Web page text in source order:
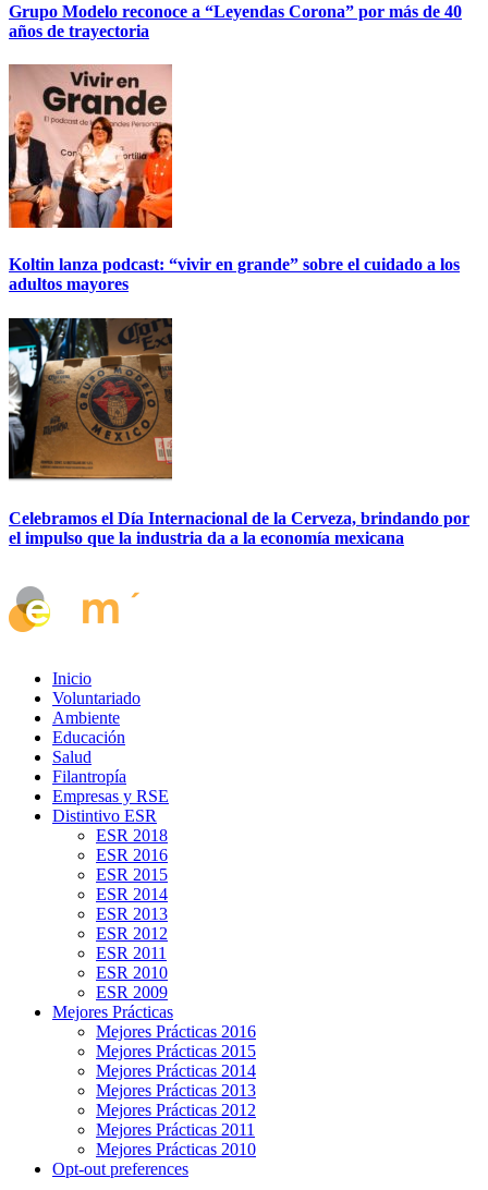
Grupo Modelo reconoce a “Leyendas Corona” por más de 40
años de trayectoria
Koltin lanza podcast: “vivir en grande” sobre el cuidado a los
adultos mayores
Celebramos el Día Internacional de la Cerveza, brindando por
el impulso que la industria da a la economía mexicana
Inicio
Voluntariado
Ambiente
Educación
Salud
Filantropía
Empresas y RSE
Distintivo ESR
ESR 2018
ESR 2016
ESR 2015
ESR 2014
ESR 2013
ESR 2012
ESR 2011
ESR 2010
ESR 2009
Mejores Prácticas
Mejores Prácticas 2016
Mejores Prácticas 2015
Mejores Prácticas 2014
Mejores Prácticas 2013
Mejores Prácticas 2012
Mejores Prácticas 2011
Mejores Prácticas 2010
Opt-out preferences